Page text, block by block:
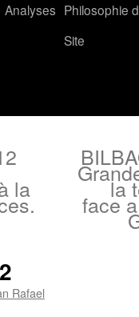
Analyses Philosophie
Site
la la
face
Rafael